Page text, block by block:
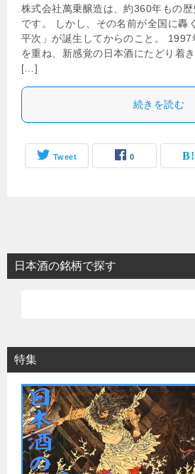
株式会社萬乗醸造は、約360年もの
です。 しかし、その名前が全国に轟
平次」が誕生してからのこと。
を重ね、新感覚の日本酒にたどり着
[…]
続きを読む
Tweet 0
日本酒の銘柄で探す
特集